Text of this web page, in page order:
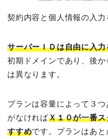
契約内容と個人情報の入力
サーバーＩＤは自由に入
初期ドメインであり、後
は異なります。
プランは容量によって３
がなければＸ１０が一番ス
すすめです。プランはあ